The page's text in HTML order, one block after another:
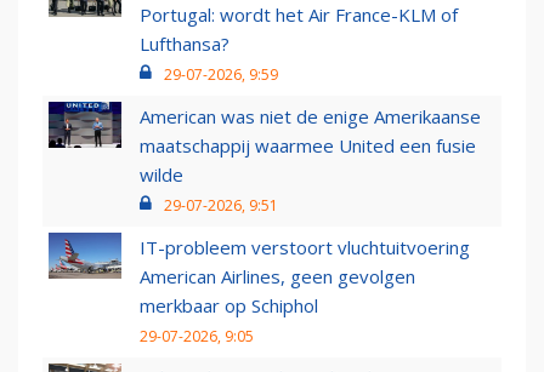
Portugal: wordt het Air France-KLM of
Lufthansa?
29-07-2026, 9:59
American was niet de enige Amerikaanse
maatschappij waarmee United een fusie
wilde
29-07-2026, 9:51
IT-probleem verstoort vluchtuitvoering
American Airlines, geen gevolgen
merkbaar op Schiphol
29-07-2026, 9:05